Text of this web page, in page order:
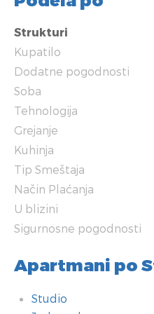
Strukturi
Kupatilo
Dodatne pogodnosti
Soba
Tehnologija
Grejanje
Kuhinja
Tip Smeštaja
Način Plaćanja
U blizini
Sigurnosne pogodnosti
Apartmani po
Studio